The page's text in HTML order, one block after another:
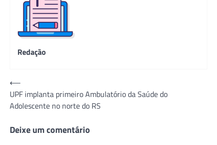
Redação
Navegação
de
Post
⟵
UPF implanta primeiro Ambulatório da Saúde do
Adolescente no norte do RS
Deixe um comentário